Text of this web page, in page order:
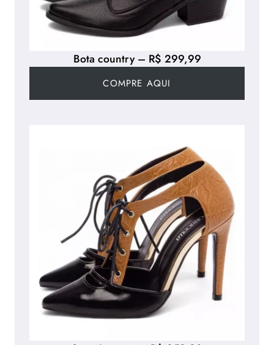
Bota country – R$ 299,99
COMPRE AQUI